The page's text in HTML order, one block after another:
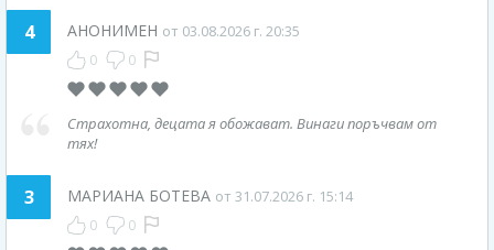
4
АНОНИМЕН от 03.08.2026 г. 20:35
0 0
Страхотна, децата я обожават. Винаги поръчвам от
тях!
3 МАРИАНА БОТЕВА от 31.07.2026 г. 15:14
0 0